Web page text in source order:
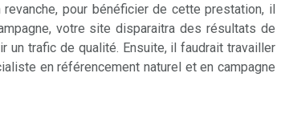
pour bénéficier de cette prestation, il
votre site disparaitra des résultats de
un trafic de qualité. Ensuite, il faudrait travailler
en référencement naturel et en campagne